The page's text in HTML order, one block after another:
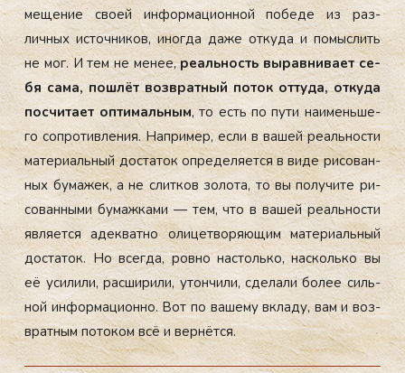
ме­щение сво­ей ин­форма­ци­он­ной по­беде из раз­
личных ис­точни­ков, иног­да да­же от­ку­да и по­мыс­лить
не мог. И тем не ме­нее,ре­аль­ность вы­рав­ни­ва­ет се­
бя са­ма, пош­лёт воз­врат­ный по­ток от­ту­да, от­ку­да
пос­чи­та­ет оп­ти­маль­ным, то есть по пу­ти на­имень­ше­
го соп­ро­тив­ле­ния. Нап­ри­мер, ес­ли в ва­шей ре­аль­нос­ти
ма­тери­аль­ный дос­та­ток оп­ре­деля­ет­ся в ви­де ри­сован­
ных бу­мажек, а не слит­ков зо­лота, то вы по­лучи­те ри­
сован­ны­ми бу­маж­ка­ми — тем, что в ва­шей ре­аль­нос­ти
яв­ля­ет­ся адек­ватно оли­цет­во­ря­ющим ма­тери­аль­ный
дос­та­ток. Но всег­да, ров­но нас­толь­ко, нас­коль­ко вы
её уси­лили, рас­ши­рили, утон­чи­ли, сде­лали бо­лее силь­
ной ин­форма­ци­он­но. Вот по ва­шему вкла­ду, вам и воз­
врат­ным по­током всё и вер­нётся.